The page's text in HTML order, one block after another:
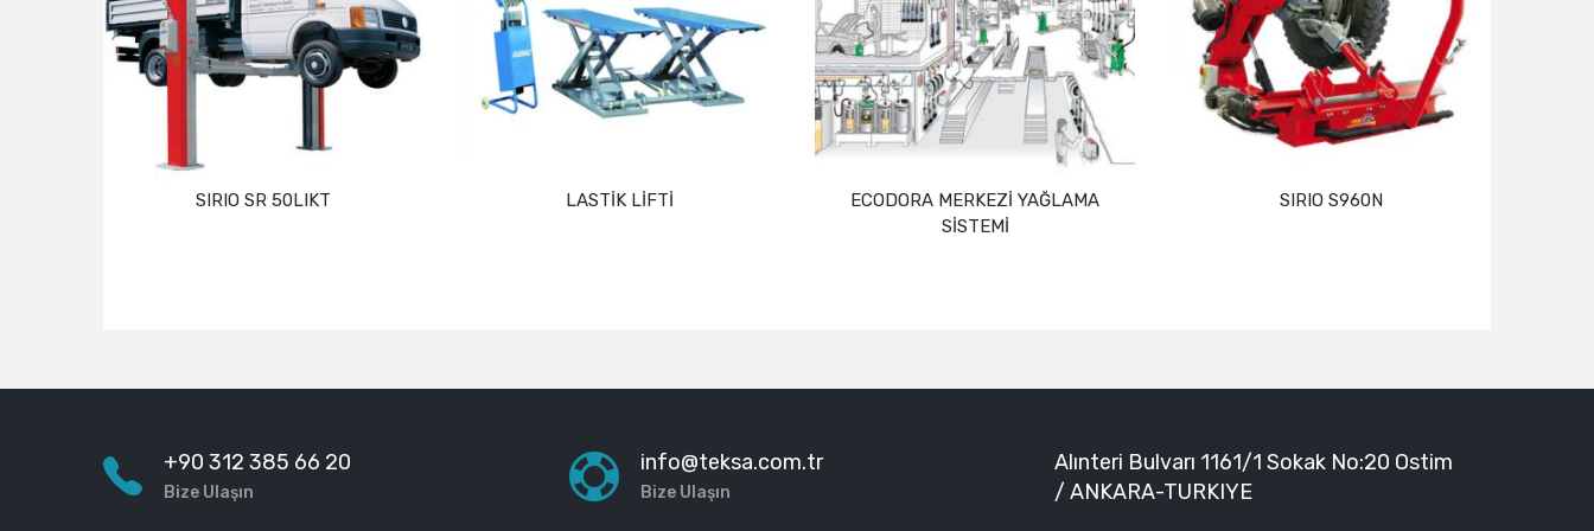
SIRIO SR 50LIKT LASTİK LİFTİ
ECODORA MERKEZİ YAĞLAMA
SİSTEMİ
SIRIO S960N
+90 312 385 66 20
Bize Ulaşın
info@teksa.com.tr
Bize Ulaşın
Alınteri Bulvarı 1161/1 Sokak No:20 Ostim
/ ANKARA-TURKIYE